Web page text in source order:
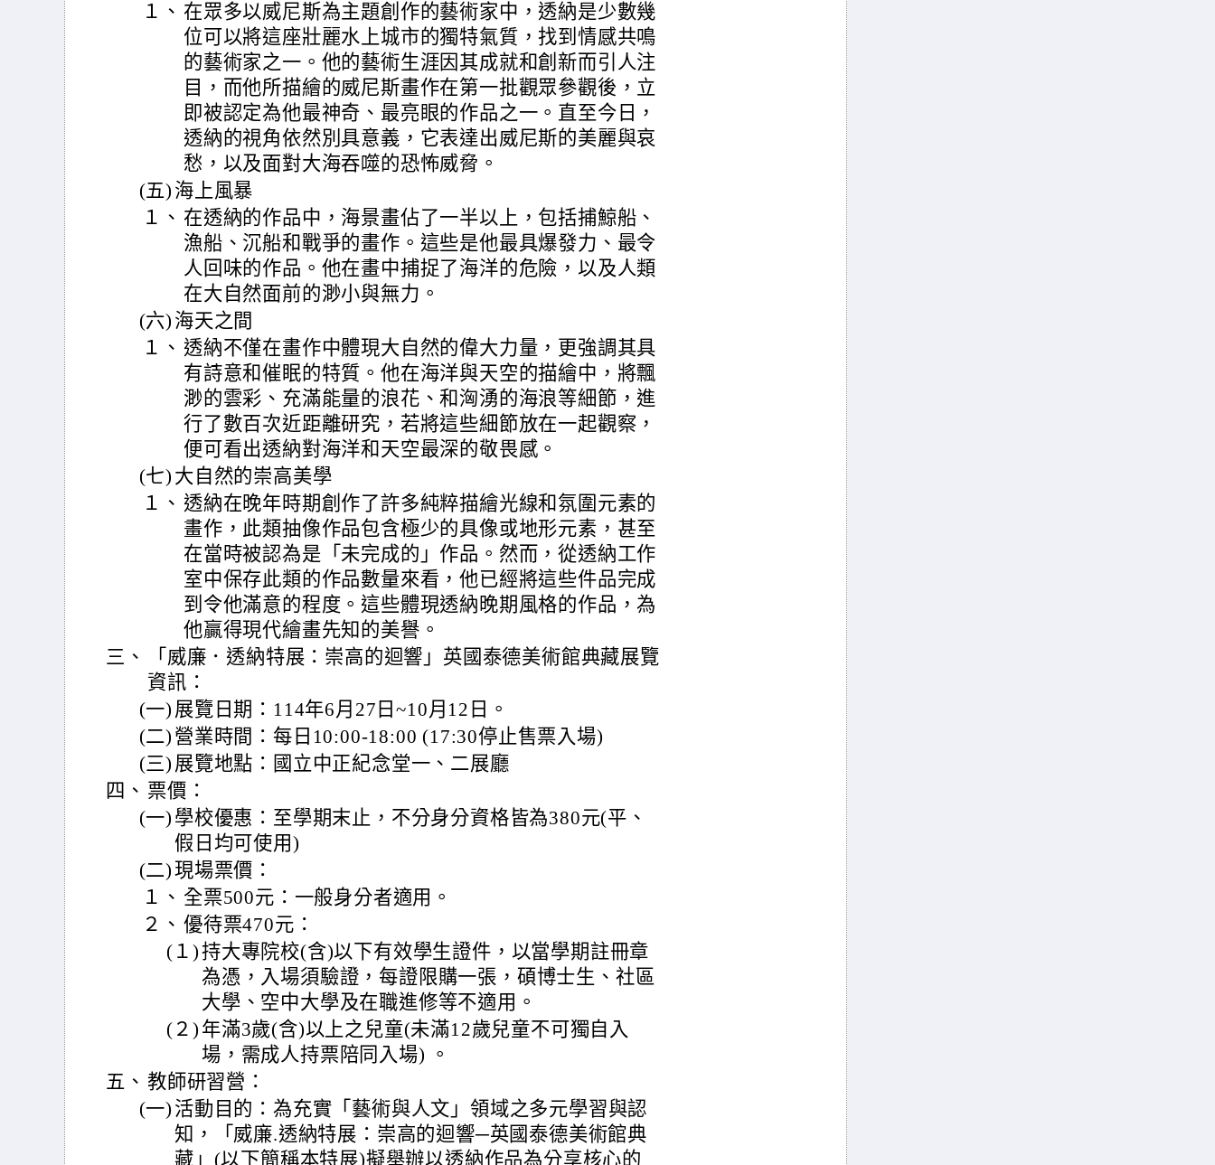
１、 在眾多以威尼斯為主題創作的藝術家中，透納是少數幾
位可以將這座壯麗水上城市的獨特氣質，找到情感共鳴
的藝術家之一。他的藝術生涯因其成就和創新而引人注
目，而他所描繪的威尼斯畫作在第一批觀眾參觀後，立
即被認定為他最神奇、最亮眼的作品之一。直至今日，
透納的視角依然別具意義，它表達出威尼斯的美麗與哀
愁，以及面對大海吞噬的恐怖威脅。
(五) 海上風暴
１、 在透納的作品中，海景畫佔了一半以上，包括捕鯨船、
漁船、沉船和戰爭的畫作。這些是他最具爆發力、最令
人回味的作品。他在畫中捕捉了海洋的危險，以及人類
在大自然面前的渺小與無力。
(六) 海天之間
１、 透納不僅在畫作中體現大自然的偉大力量，更強調其具
有詩意和催眠的特質。他在海洋與天空的描繪中，將飄
渺的雲彩、充滿能量的浪花、和洶湧的海浪等細節，進
行了數百次近距離研究，若將這些細節放在一起觀察，
便可看出透納對海洋和天空最深的敬畏感。
(七) 大自然的崇高美學
１、 透納在晚年時期創作了許多純粹描繪光線和氛圍元素的
畫作，此類抽像作品包含極少的具像或地形元素，甚至
在當時被認為是「未完成的」作品。然而，從透納工作
室中保存此類的作品數量來看，他已經將這些件品完成
到令他滿意的程度。這些體現透納晚期風格的作品，為
他贏得現代繪畫先知的美譽。
三、
「威廉．透納特展：崇高的迴響」英國泰德美術館典藏展覽
資訊：
(一) 展覽日期：114年6月27日~10月12日。
(二) 營業時間：每日10:00-18:00 (17:30停止售票入場)
(三) 展覽地點：國立中正紀念堂一、二展廳
四、 票價：
(一) 學校優惠：至學期末止，不分身分資格皆為380元(平、
假日均可使用)
(二)現場票價：
１、 全票500元：一般身分者適用。
２、 優待票470元：
(１)持大專院校(含)以下有效學生證件，以當學期註冊章
為憑，入場須驗證，每證限購一張，碩博士生、社區
大學、空中大學及在職進修等不適用。
(２) 年滿3歲(含)以上之兒童(未滿12歲兒童不可獨自入
場，需成人持票陪同入場) 。
五、 教師研習營：
(一) 活動目的：為充實「藝術與人文」領域之多元學習與認
知，「威廉.透納特展：崇高的迴響─英國泰德美術館典
藏」(以下簡稱本特展)擬舉辦以透納作品為分享核心的